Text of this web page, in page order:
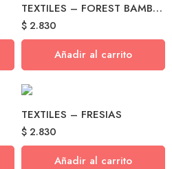
TEXTILES – FOREST BAMBOO
$2.830
Añadir al carrito
TEXTILES – FRESIAS
$2.830
Añadir al carrito